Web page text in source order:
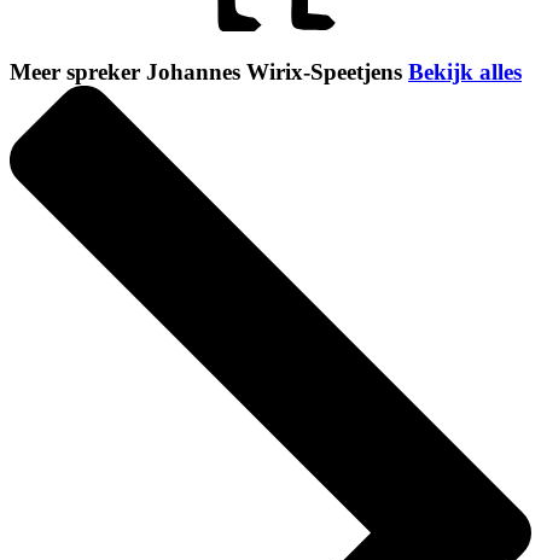
Meer spreker Johannes Wirix-Speetjens Bekijk alles